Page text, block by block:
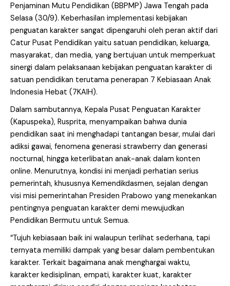
Penjaminan Mutu Pendidikan (BBPMP) Jawa Tengah pada
Selasa (30/9). Keberhasilan implementasi kebijakan
penguatan karakter sangat dipengaruhi oleh peran aktif dari
Catur Pusat Pendidikan yaitu satuan pendidikan, keluarga,
masyarakat, dan media, yang bertujuan untuk memperkuat
sinergi dalam pelaksanaan kebijakan penguatan karakter di
satuan pendidikan terutama penerapan 7 Kebiasaan Anak
Indonesia Hebat (7KAIH).
Dalam sambutannya, Kepala Pusat Penguatan Karakter
(Kapuspeka), Rusprita, menyampaikan bahwa dunia
pendidikan saat ini menghadapi tantangan besar, mulai dari
adiksi gawai, fenomena generasi strawberry dan generasi
nocturnal, hingga keterlibatan anak-anak dalam konten
online. Menurutnya, kondisi ini menjadi perhatian serius
pemerintah, khususnya Kemendikdasmen, sejalan dengan
visi misi pemerintahan Presiden Prabowo yang menekankan
pentingnya penguatan karakter demi mewujudkan
Pendidikan Bermutu untuk Semua.
“Tujuh kebiasaan baik ini walaupun terlihat sederhana, tapi
ternyata memiliki dampak yang besar dalam pembentukan
karakter. Terkait bagaimana anak menghargai waktu,
karakter kedisiplinan, empati, karakter kuat, karakter